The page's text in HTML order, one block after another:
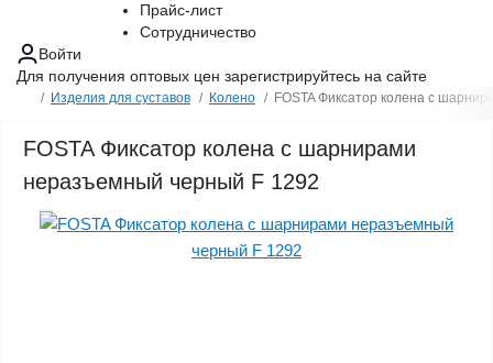
Прайс-лист
Сотрудничество
Войти
Для получения оптовых цен зарегистрируйтесь на сайте
Изделия для суставов Колено FOSTA Фиксатор колена с
FOSTA Фиксатор колена с шарнирами
неразъемный черный F 1292